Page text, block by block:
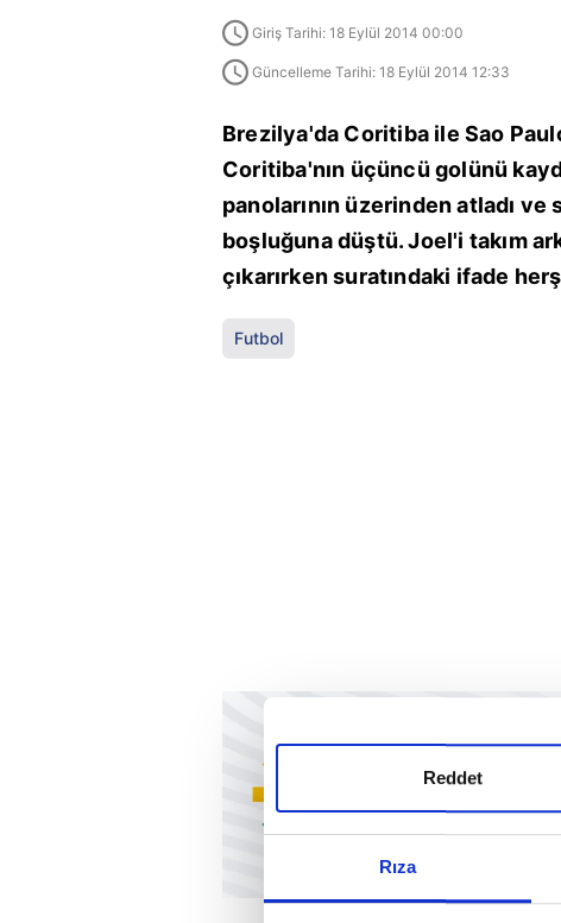
Rıza
Reddet
Giriş Tarihi: 18 Eylül 2014 00:00
Güncelleme Tarihi: 18 Eylül 2014 12:33
Brezilya'da Coritiba ile Sao
Coritiba'nın üçüncü golünü
panolarının üzerinden atladı
boşluğuna düştü. Joel'i takım
çıkarırken suratındaki ifade
Futbol